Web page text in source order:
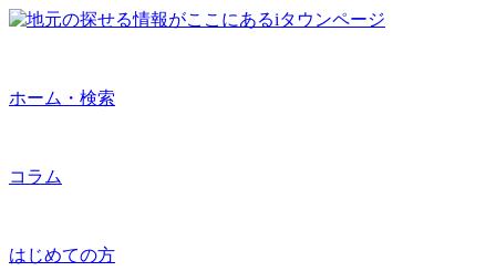
ホーム・検索
コラム
はじめての方